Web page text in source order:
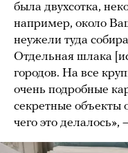
была двухсотка,
например, около
неужели туда
Отдельная шлака
городов. На все
очень подробные
секретные объекты
чего это